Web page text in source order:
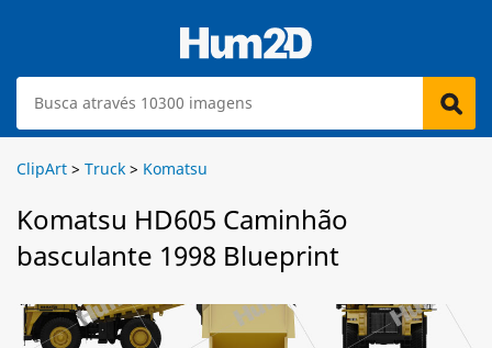
ClipArt > Truck > Komatsu
Komatsu HD605 Caminhão
basculante 1998 Blueprint